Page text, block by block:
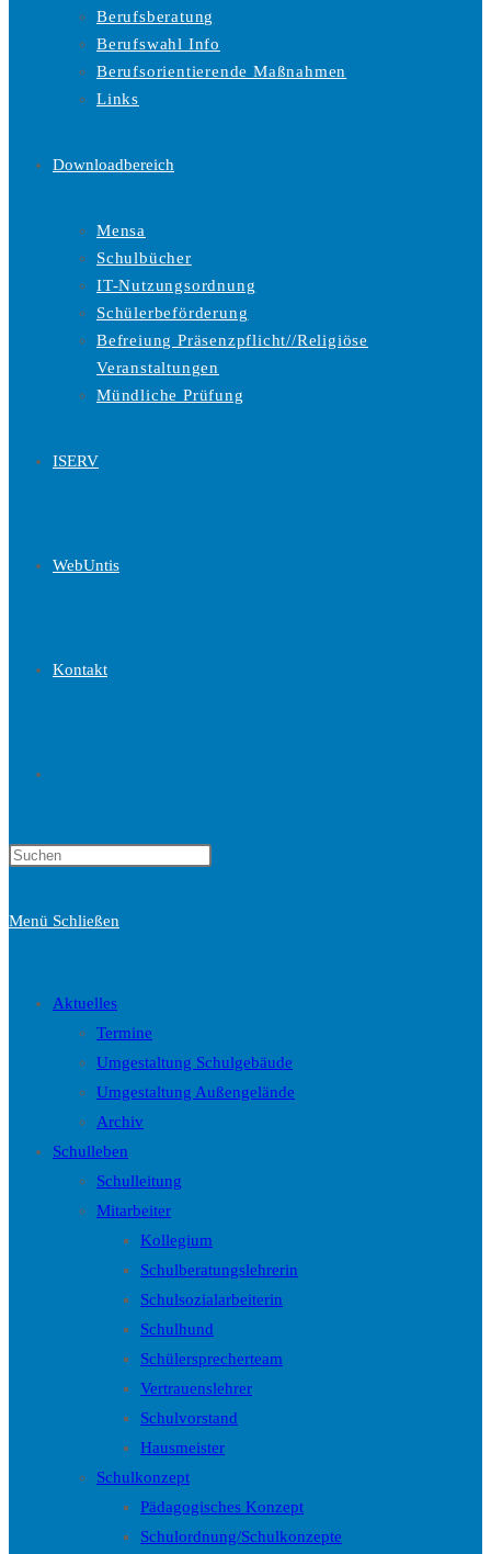
Berufsberatung
Berufswahl Info
Berufsorientierende Maßnahmen
Links
Downloadbereich
Mensa
Schulbücher
IT-Nutzungsordnung
Schülerbeförderung
Befreiung Präsenzpflicht//Religiöse
Veranstaltungen
Mündliche Prüfung
ISERV
WebUntis
Kontakt
Menü Schließen
Aktuelles
Termine
Umgestaltung Schulgebäude
Umgestaltung Außengelände
Archiv
Schulleben
Schulleitung
Mitarbeiter
Kollegium
Schulberatungslehrerin
Schulsozialarbeiterin
Schulhund
Schülersprecherteam
Vertrauenslehrer
Schulvorstand
Hausmeister
Schulkonzept
Pädagogisches Konzept
Schulordnung/Schulkonzepte